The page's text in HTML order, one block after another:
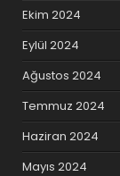
Ekim 2024
Eylül 2024
Ağustos 2024
Temmuz 2024
Haziran 2024
Mayıs 2024